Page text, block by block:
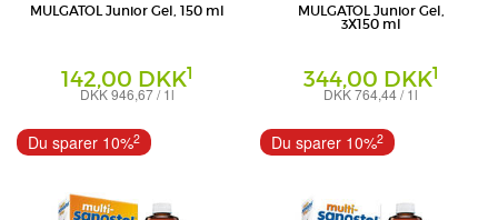
MULGATOL Junior Gel, 150 ml
142,00 DKK1
DKK 946,67 / 1l
STADA Consumer Health Deutschland
GmbH
MULGATOL Junior Gel,
3X150 ml
344,00 DKK1
DKK 764,44 / 1l
STADA Consumer Health Deutschland
GmbH
Du sparer 10%2 Du sparer 10%2